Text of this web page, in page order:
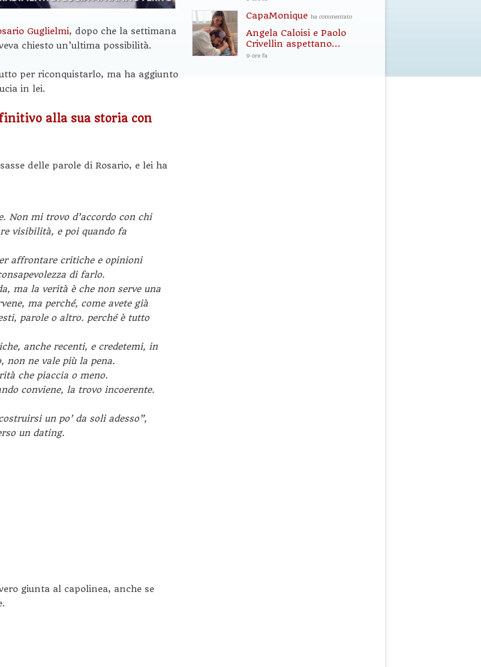
Guglielmi, dopo che la settimana
chiesto un’ultima possibilità.
per riconquistarlo, ma ha aggiunto
in lei.
alla sua storia con
delle parole di Rosario, e lei ha
Non mi trovo d’accordo con chi
visibilità, e poi quando fa
affrontare critiche e opinioni
di farlo.
ma la verità è che non serve una
ma perché, come avete già
parole o altro. perché è tutto
anche recenti, e credetemi, in
non ne vale più la pena.
che piaccia o meno.
conviene, la trovo incoerente.
un po’ da soli adesso”,
un dating.
giunta al capolinea, anche se
CapaMonique ha commentato
Angela Caloisi e Paolo
Crivellin aspettano...
9 ore fa